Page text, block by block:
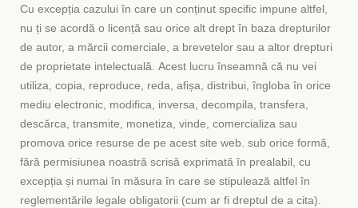
Cu excepția cazului în care un conținut specific impune altfel,
nu ți se acordă o licență sau orice alt drept în baza drepturilor
de autor, a mărcii comerciale, a brevetelor sau a altor drepturi
de proprietate intelectuală. Acest lucru înseamnă că nu vei
utiliza, copia, reproduce, reda, afișa, distribui, îngloba în orice
mediu electronic, modifica, inversa, decompila, transfera,
descărca, transmite, monetiza, vinde, comercializa sau
promova orice resurse de pe acest site web. sub orice formă,
fără permisiunea noastră scrisă exprimată în prealabil, cu
excepția și numai în măsura în care se stipulează altfel în
reglementările legale obligatorii (cum ar fi dreptul de a cita).